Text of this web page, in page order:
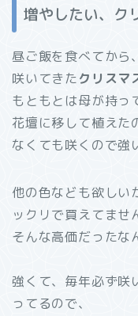
増やしたい、ク
昼ご飯を食べてから
咲いてきたクリスマ
もともとは母が持っ
花壇に移して植えた
なくても咲くので強
他の色なども欲しい
ックリで買えてませ
そんな高価だったな
強くて、毎年必ず咲
ってるので、